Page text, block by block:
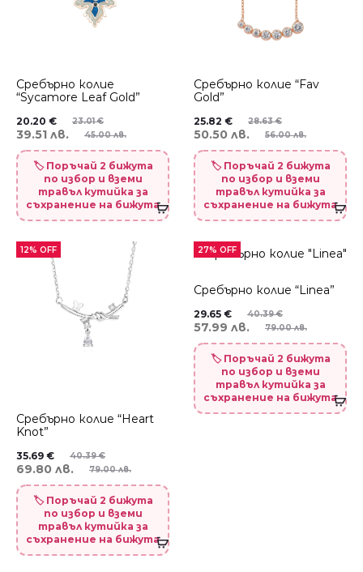
Сребърно колие
“Sycamore Leaf Gold”
23.01€
20.20 €
45.00 лв.
39.51 лв.
🏷️ Поръчай 2 бижута
по избор и вземи
травъл кутийка за
съхранение на бижута
Сребърно колие “Fav
Gold”
28.63€
25.82 €
56.00 лв.
50.50 лв.
🏷️ Поръчай 2 бижута
по избор и вземи
травъл кутийка за
съхранение на бижута
12% OFF
Сребърно колие “Heart
Knot”
40.39€
35.69 €
79.00 лв.
69.80 лв.
🏷️ Поръчай 2 бижута
по избор и вземи
травъл кутийка за
съхранение на бижута
27% OFF
Сребърно колие “Linea”
40.39€
29.65 €
79.00 лв.
57.99 лв.
🏷️ Поръчай 2 бижута
по избор и вземи
травъл кутийка за
съхранение на бижута